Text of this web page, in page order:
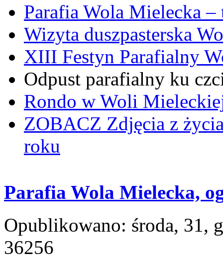
Parafia Wola Mielecka
Wizyta duszpasterska
XIII Festyn Parafialny
Odpust parafialny ku
Rondo w Woli
ZOBACZ Zdjęcia z
roku
Parafia Wola Mielecka,
Opublikowano: środa, 31,
36256